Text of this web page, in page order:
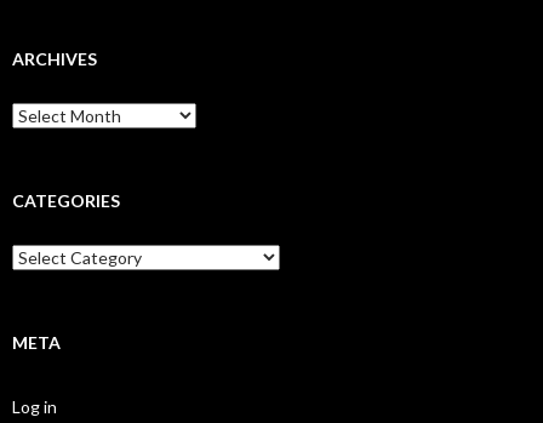
ARCHIVES
Archives
CATEGORIES
Categories
META
Log in